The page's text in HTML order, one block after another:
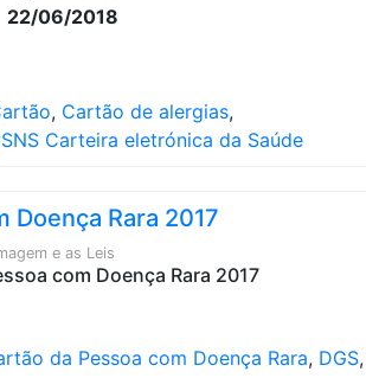
22/06/2018
, Cartão de alergias,
Carteira eletrónica da Saúde
Doença Rara 2017
e as Leis
da Pessoa com Doença Rara, DGS,